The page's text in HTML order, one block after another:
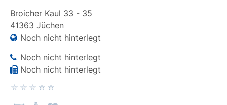
Broicher Kaul 33 - 35
41363 Jüchen
Noch nicht hinterlegt
Noch nicht hinterlegt
Noch nicht hinterlegt